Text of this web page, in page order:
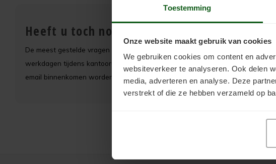
Toestemming
Onze website maakt gebruik van cookies
We gebruiken cookies om content en
websiteverkeer te analyseren. Ook delen
media, adverteren en analyse. Deze
verstrekt of die ze hebben verzameld op
Heeft u toch nog vragen?
De meest gestelde vragen hebben wij
al voor u beantwoord. Staat uw
werkdagen tijdens kantooruren bereikbaar via Telefoon/Whatsapp
email binnenkomen worden doorgaans binnen 24 uur beantwoord.
Ons